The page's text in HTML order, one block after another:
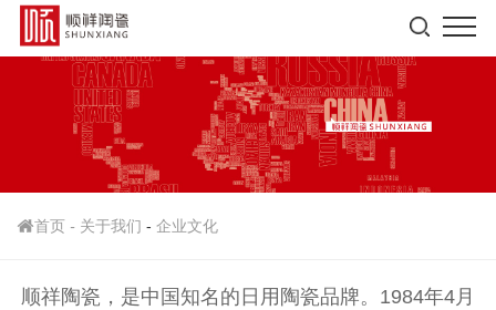
首页 - 关于我们 - 企业文化
顺祥陶瓷，是中国知名的日用陶瓷品牌。1984年4月